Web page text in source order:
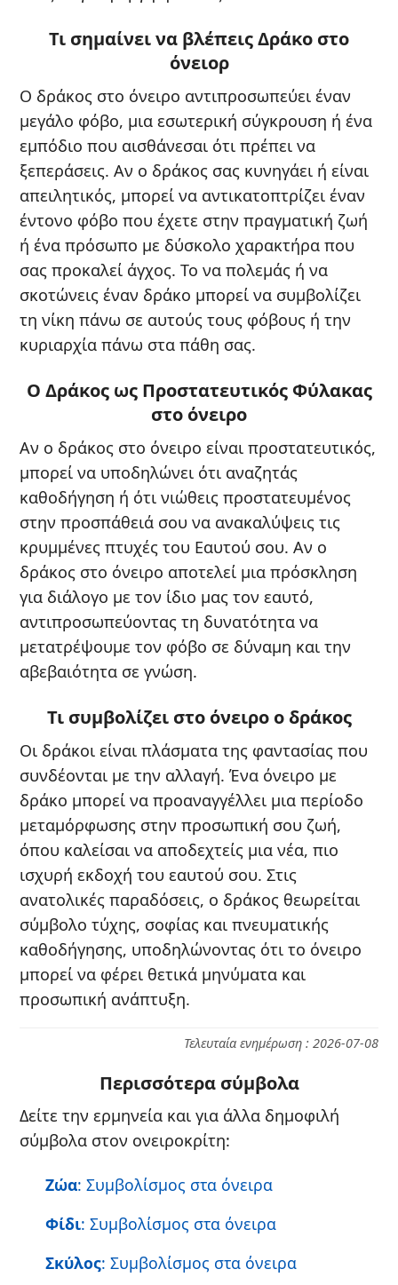
Τι σημαίνει να βλέπεις Δράκο στο
όνειορ
Ο δράκος στο όνειρο αντιπροσωπεύει έναν
μεγάλο φόβο, μια εσωτερική σύγκρουση ή ένα
εμπόδιο που αισθάνεσαι ότι πρέπει να
ξεπεράσεις. Αν ο δράκος σας κυνηγάει ή είναι
απειλητικός, μπορεί να αντικατοπτρίζει έναν
έντονο φόβο που έχετε στην πραγματική ζωή
ή ένα πρόσωπο με δύσκολο χαρακτήρα που
σας προκαλεί άγχος. Το να πολεμάς ή να
σκοτώνεις έναν δράκο μπορεί να συμβολίζει
τη νίκη πάνω σε αυτούς τους φόβους ή την
κυριαρχία πάνω στα πάθη σας.
Ο Δράκος ως Προστατευτικός Φύλακας
στο όνειρο
Αν ο δράκος στο όνειρο είναι προστατευτικός,
μπορεί να υποδηλώνει ότι αναζητάς
καθοδήγηση ή ότι νιώθεις προστατευμένος
στην προσπάθειά σου να ανακαλύψεις τις
κρυμμένες πτυχές του Εαυτού σου. Αν ο
δράκος στο όνειρο αποτελεί μια πρόσκληση
για διάλογο με τον ίδιο μας τον εαυτό,
αντιπροσωπεύοντας τη δυνατότητα να
μετατρέψουμε τον φόβο σε δύναμη και την
αβεβαιότητα σε γνώση.
Τι συμβολίζει στο όνειρο ο δράκος
Οι δράκοι είναι πλάσματα της φαντασίας που
συνδέονται με την αλλαγή. Ένα όνειρο με
δράκο μπορεί να προαναγγέλλει μια περίοδο
μεταμόρφωσης στην προσωπική σου ζωή,
όπου καλείσαι να αποδεχτείς μια νέα, πιο
ισχυρή εκδοχή του εαυτού σου. Στις
ανατολικές παραδόσεις, ο δράκος θεωρείται
σύμβολο τύχης, σοφίας και πνευματικής
καθοδήγησης, υποδηλώνοντας ότι το όνειρο
μπορεί να φέρει θετικά μηνύματα και
προσωπική ανάπτυξη.
Τελευταία ενημέρωση : 2026-07-08
Περισσότερα σύμβολα
Δείτε την ερμηνεία και για άλλα δημοφιλή
σύμβολα στον ονειροκρίτη:
Ζώα: Συμβολίσμος στα όνειρα
Φίδι: Συμβολίσμος στα όνειρα
Σκύλος: Συμβολίσμος στα όνειρα